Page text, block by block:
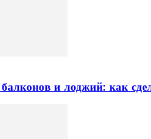
балконов и лоджий: как